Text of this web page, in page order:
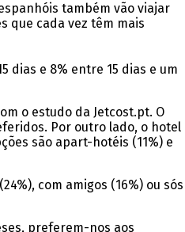
também vão viajar
que cada vez têm mais
dias e 8% entre 15 dias e um
o estudo da Jetcost.pt. O
Por outro lado, o hotel
são apart-hotéis (11%) e
com amigos (16%) ou sós
preferem-nos aos